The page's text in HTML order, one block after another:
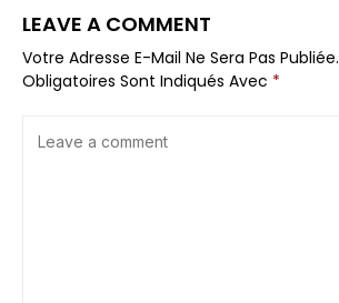
LEAVE A COMMENT
Votre Adresse E-Mail Ne Sera Pas Publiée.
Obligatoires Sont Indiqués Avec *